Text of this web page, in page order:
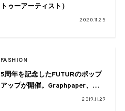
トゥーアーティスト）
2020.11.25
FASHION
5周年を記念したFUTURのポップ
アップが開催。Graphpaper、
HELLY HANSEN、MIZUNO、2019.11.29